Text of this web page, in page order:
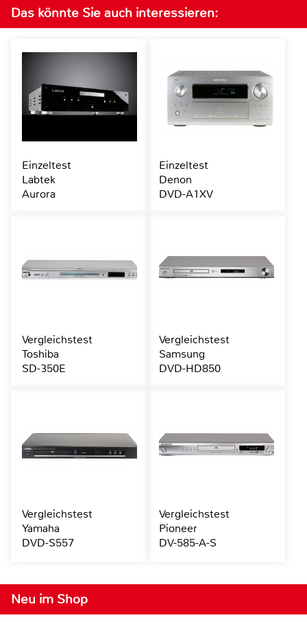
Neu im Shop
Das könnte Sie auch interessieren:
Einzeltest
Labtek
Aurora
Einzeltest
Denon
DVD-A1XV
Vergleichstest
Toshiba
SD-350E
Vergleichstest
Samsung
DVD-HD850
Vergleichstest
Yamaha
DVD-S557
Vergleichstest
Pioneer
DV-585-A-S